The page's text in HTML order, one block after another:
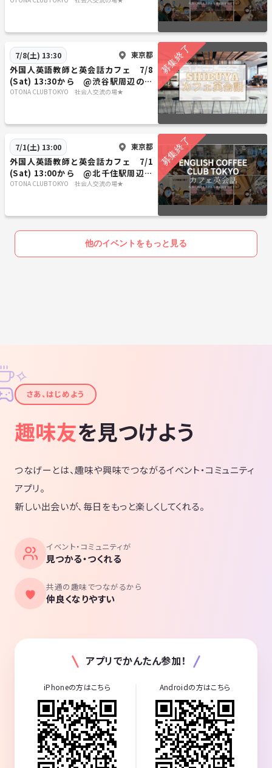
7/8(土) 13:30 東京都
外国人英語教師と英会話カフェ 7/8
(Sat) 13:30から @渋谷駅周辺のカ
フェ
OTONA CLUB TOKYO 社会人交流の場★
7/1(土) 13:00 東京都
外国人英語教師と英会話カフェ 7/1
(Sat) 13:00から @北千住駅周辺の
カフェ
OTONA CLUB TOKYO 社会人交流の場★
他のイベントをもっと見る
✦
✧
さあ、はじめよう
趣味友を見つけよう
つなげーとは、趣味や興味でつながるイベント・コミュニティ
アプリ。
新しい出会いが、毎日をもっと楽しくしてくれる。
イベント・コミュニティが
見つかる・つくれる
共通の趣味でつながるから
仲良くなりやすい
アプリでかんたん参加！
iPhoneの方はこちら Androidの方はこちら